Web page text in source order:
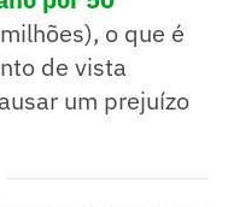
o que é
de vista
um prejuízo